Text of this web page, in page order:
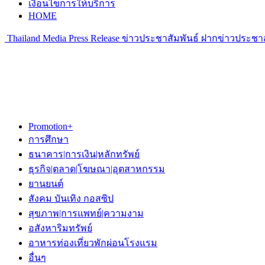
เงื่อนไขการให้บริการ
HOME
Thailand Media Press Release ข่าวประชาสัมพันธ์ ฝากข่าวประ
Promotion+
การศึกษา
ธนาคาร|การเงิน|หลักทรัพย์
ธุรกิจ|ตลาด|โฆษณา|อุตสาหกรรม
ยานยนต์
สังคม บันเทิง กอสซิป
สุขภาพ|การแพทย์|ความงาม
อสังหาริมทรัพย์
อาหารท่องเที่ยวพักผ่อนโรงแรม
อื่นๆ